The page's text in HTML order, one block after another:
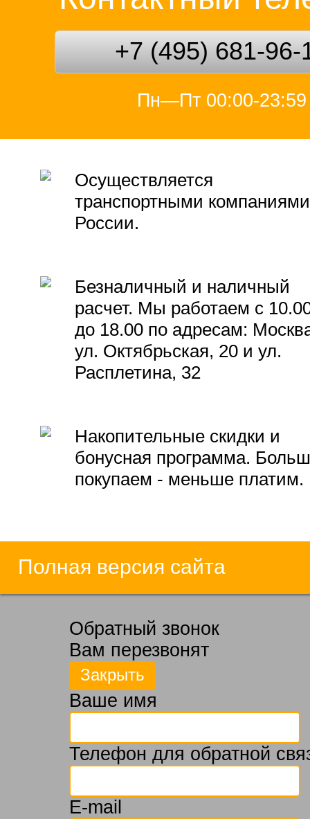
+7 (495) 681-96-
Пн—Пт 00:00-23:59
Осуществляется
транспортными компаниями
России.
Безналичный и наличный
расчет. Мы работаем с
до 18.00 по адресам:
ул. Октябрьская, 20 и ул.
Расплетина, 32
Накопительные скидки и
бонусная программа.
покупаем - меньше платим.
Полная версия сайта
Обратный звонок
Вам перезвонят
Ваше имя
Телефон для обратной
E-mail